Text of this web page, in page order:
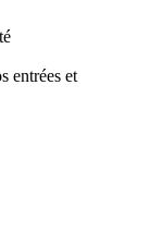
entrées et